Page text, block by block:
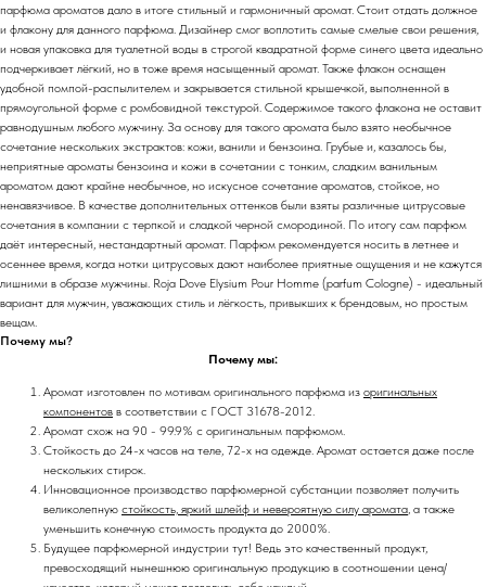
парфюма ароматов дало в итоге стильный и гармоничный аромат. Стоит отдать должное
и флакону для данного парфюма. Дизайнер смог воплотить самые смелые свои решения,
и новая упаковка для туалетной воды в строгой квадратной форме синего цвета идеально
подчеркивает лёгкий, но в тоже время насыщенный аромат. Также флакон оснащен
удобной помпой-распылителем и закрывается стильной крышечкой, выполненной в
прямоугольной форме с ромбовидной текстурой. Содержимое такого флакона не оставит
равнодушным любого мужчину. За основу для такого аромата было взято необычное
сочетание нескольких экстрактов: кожи, ванили и бензоина. Грубые и, казалось бы,
неприятные ароматы бензоина и кожи в сочетании с тонким, сладким ванильным
ароматом дают крайне необычное, но искусное сочетание ароматов, стойкое, но
ненавязчивое. В качестве дополнительных оттенков были взяты различные цитрусовые
сочетания в компании с терпкой и сладкой черной смородиной. По итогу сам парфюм
даёт интересный, нестандартный аромат. Парфюм рекомендуется носить в летнее и
осеннее время, когда нотки цитрусовых дают наиболее приятные ощущения и не кажутся
лишними в образе мужчины. Roja Dove Elysium Pour Homme (parfum Cologne) - идеальный
вариант для мужчин, уважающих стиль и лёгкость, привыкших к брендовым, но простым
вещам.
Почему мы?
Почему мы:
Аромат изготовлен по мотивам оригинального парфюма из оригинальных
компонентов в соответствии с ГОСТ 31678-2012.
Аромат схож на 90 - 99.9% с оригинальным парфюмом.
Стойкость до 24-х часов на теле, 72-х на одежде. Аромат остается даже после
нескольких стирок.
Инновационное производство парфюмерной субстанции позволяет получить
великолепную стойкость, яркий шлейф и невероятную силу аромата, а также
уменьшить конечную стоимость продукта до 2000%.
Будущее парфюмерной индустрии тут! Ведь это качественный продукт,
превосходящий нынешнюю оригинальную продукцию в соотношении цена/